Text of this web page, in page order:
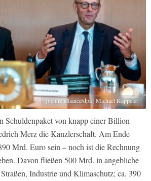
picture alliance/dpa | Michael Kappeler
Schuldenpaket von knapp einer Billion
Merz die Kanzlerschaft. Am Ende
Mrd. Euro sein – noch ist die Rechnung
Davon fließen 500 Mrd. in angebliche
Industrie und Klimaschutz; ca. 390